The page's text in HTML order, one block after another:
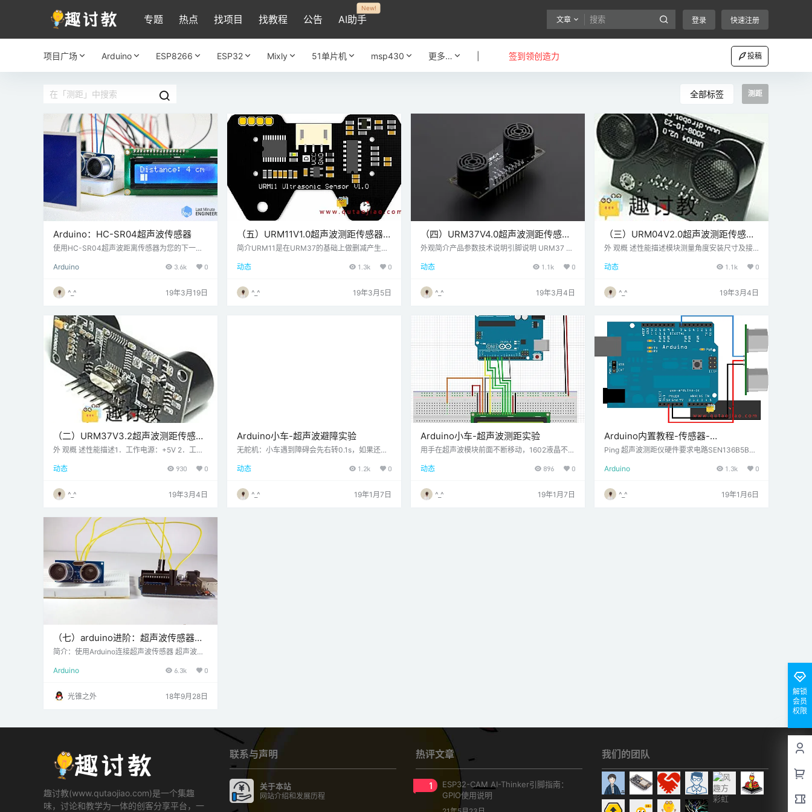
专题 热点 找项目 找教程 公告 AI助手
New!
文章 登录 快速注册
项目广场 Arduino ESP8266 ESP32 Mixly 51单片机 msp430 更多… 签到领创造力 投稿
全部标签 测距
Arduino：HC-SR04超声波传感器
使用HC-SR04超声波距离传感器为您的下一个A
的物体范围。如果你试图避免你的机器人开车进
于电池供电设备），价格低廉，易于连接，并且
在业余爱好者中非常受欢迎。作为奖励，它甚至
您的最新机器人发明！什么是超声波？超声是高
音声波，其频率高于人类听觉的可听限度。人耳
可…
Arduino 3.6k 0
^_^ 19年3月19日
（五）URM11V1.0超声波测距传感器
—Arduino超声波传感器
简介URM11是在URM37的基础上做删减产生的
心程序。最主要的更改体现在对模块的操作采用
结构而做了外形的改变。
动态 1.3k 0
^_^ 19年3月5日
（四）URM37V4.0超声波测距传感器
—Arduino超声波传感器
外观简介产品参数技术说明引脚说明 URM37 V
4.0模块后，那么恭喜你，你获得了史上最强的
先我们要了解这个模块的基本功能，测距的模式
有三种：
动态 1.1k 0
^_^ 19年3月4日
（三）URM04V2.0超声波测距传感器
—Arduino超声波传感器
外 观概 述性能描述模块测量角度安装尺寸及接
模块时使用。
动态 1.1k 0
^_^ 19年3月4日
（二）URM37V3.2超声波测距传感器
—Arduino超声波传感器
外 观概 述性能描述1．工作电源：+5V 2．工作
0℃ 4．超声波距离测量：
动态 930 0
^_^ 19年3月4日
Arduino小车-超声波避障实验
无舵机：小车遇到障碍会先右转0.1s，如果还是
无障碍方向。 有舵机：小车遇到障碍会启动舵机
转向。
动态 1.2k 0
^_^ 19年1月7日
Arduino小车-超声波测距实验
用手在超声波模块前面不断移动，1602液晶不断
动态
896 0
^_^ 19年1月7日
Arduino内置教程-传感器-
SEN136B5B超声波测距仪
Ping 超声波测距仪硬件要求电路SEN136B5B的
连到GND引脚，SIG（signal）引脚连接到板上
Arduino 1.3k 0
^_^ 19年1月6日
（七）arduino进阶：超声波传感器使
用
简介：使用Arduino连接超声波传感器 超声波传
工作原理是发出超声波频率的声波并等待它从物
间的时间延迟来计算距离。 使用公式 Distance
=（声速*时间延迟）/ 2来完成 我们将距离公式
典型的超声波传感器，可…
Arduino 6.3k 0
光锥之外 18年9月28日
解锁
会员
权限
趣讨教(www.qutaojiao.com)是一个集趣
味，讨论和教学为一体的创客分享平台，一
联系与声明
关于本站
网站介绍和发展历程
热评文章
1
ESP32-CAM AI-Thinker引脚指南：
GPIO使用说明
我们的团队